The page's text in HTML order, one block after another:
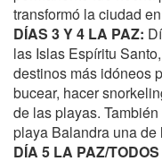
transformó la ciudad
DÍAS 3 Y 4 LA PAZ:
las Islas Espíritu
destinos más idóneos
bucear, hacer
de las playas.
playa Balandra una
DÍA 5 LA PAZ/